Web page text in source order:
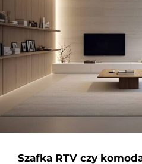
Szafka RTV czy